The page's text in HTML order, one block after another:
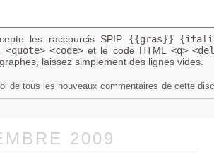
les raccourcis SPIP {{gras}}
<quote> <code>et le code HTML <q>
laissez simplement des lignes vides.
de tous les nouveaux commentaires de cette
2009